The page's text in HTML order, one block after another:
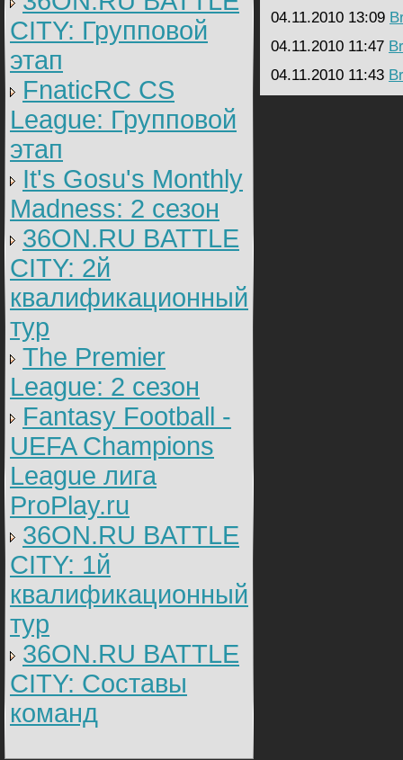
CITY: Групповой
этап
FnaticRC CS
League: Групповой
этап
It's Gosu's Monthly
Madness: 2 сезон
36ON.RU BATTLE
CITY: 2й
квалификационный
тур
The Premier
League: 2 cезон
Fantasy Football -
UEFA Champions
League лига
ProPlay.ru
36ON.RU BATTLE
CITY: 1й
квалификационный
тур
36ON.RU BATTLE
CITY: Составы
команд
04.11.2010 13:09
04.11.2010 11:47
04.11.2010 11:43